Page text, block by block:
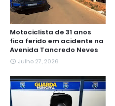
Motociclista de 31 anos
fica ferido em acidente na
Avenida Tancredo Neves
Julho 27, 2026